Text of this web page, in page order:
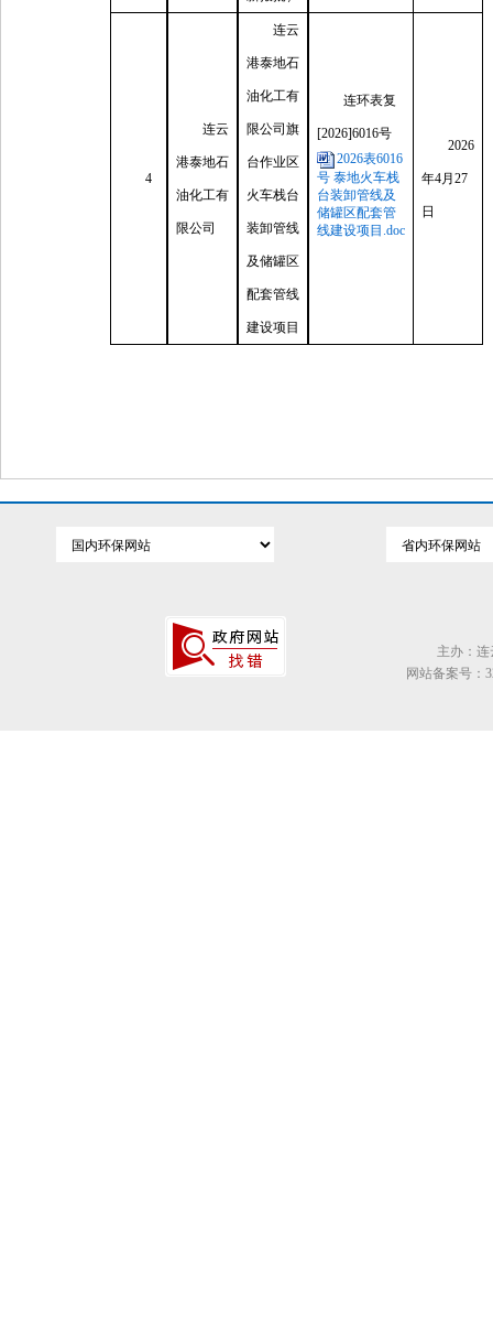
4
连云
港泰地石
油化工有
限公司
连云
港泰地石
油化工有
限公司旗
台作业区
火车栈台
装卸管线
及储罐区
配套管线
建设项目
连环表复
[2026]6016号
2026表6016
号 泰地火车栈
台装卸管线及
储罐区配套管
线建设项目.doc
2026
年4月27
日
主办：
网站备案号：